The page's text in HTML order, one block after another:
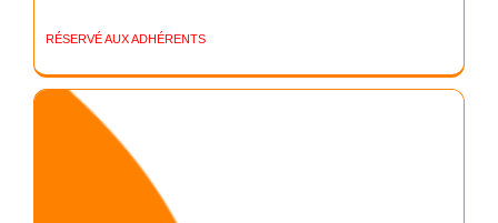
RÉSERVÉ AUX ADHÉRENTS